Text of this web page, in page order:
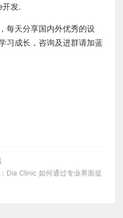
发.
每天分享国内外优秀的设
习成长，咨询及进群请加蓝
Dia Clinic 如何通过专业界面提